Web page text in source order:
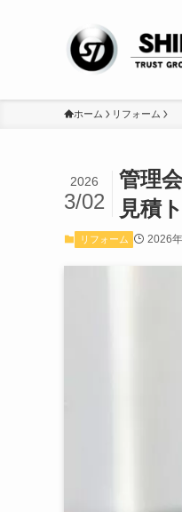
ホーム リフォーム
管理
見積
2026
3/02
リフォーム 2026